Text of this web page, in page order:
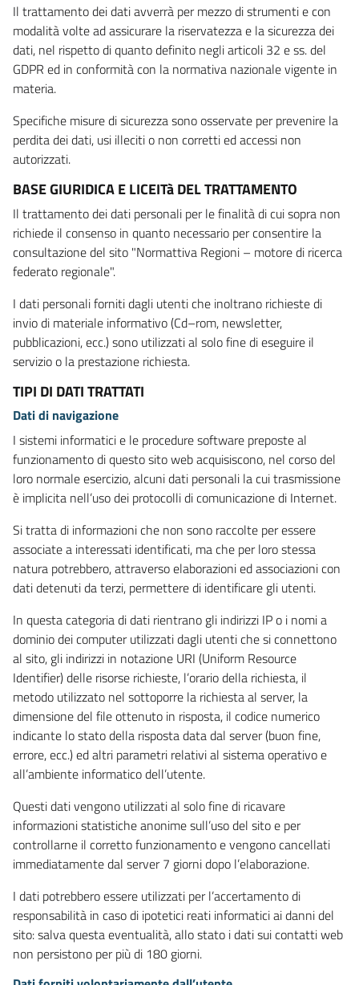
Il trattamento dei dati avverrà per mezzo di strumenti e con
modalità volte ad assicurare la riservatezza e la sicurezza dei
dati, nel rispetto di quanto definito negli articoli 32 e ss. del
GDPR ed in conformità con la normativa nazionale vigente in
materia.
Specifiche misure di sicurezza sono osservate per prevenire la
perdita dei dati, usi illeciti o non corretti ed accessi non
autorizzati.
BASE GIURIDICA E LICEITà DEL TRATTAMENTO
Il trattamento dei dati personali per le finalità di cui sopra non
richiede il consenso in quanto necessario per consentire la
consultazione del sito "Normattiva Regioni – motore di ricerca
federato regionale".
I dati personali forniti dagli utenti che inoltrano richieste di
invio di materiale informativo (Cd–rom, newsletter,
pubblicazioni, ecc.) sono utilizzati al solo fine di eseguire il
servizio o la prestazione richiesta.
TIPI DI DATI TRATTATI
Dati di navigazione
I sistemi informatici e le procedure software preposte al
funzionamento di questo sito web acquisiscono, nel corso del
loro normale esercizio, alcuni dati personali la cui trasmissione
è implicita nell’uso dei protocolli di comunicazione di Internet.
Si tratta di informazioni che non sono raccolte per essere
associate a interessati identificati, ma che per loro stessa
natura potrebbero, attraverso elaborazioni ed associazioni con
dati detenuti da terzi, permettere di identificare gli utenti.
In questa categoria di dati rientrano gli indirizzi IP o i nomi a
dominio dei computer utilizzati dagli utenti che si connettono
al sito, gli indirizzi in notazione URI (Uniform Resource
Identifier) delle risorse richieste, l’orario della richiesta, il
metodo utilizzato nel sottoporre la richiesta al server, la
dimensione del file ottenuto in risposta, il codice numerico
indicante lo stato della risposta data dal server (buon fine,
errore, ecc.) ed altri parametri relativi al sistema operativo e
all’ambiente informatico dell’utente.
Questi dati vengono utilizzati al solo fine di ricavare
informazioni statistiche anonime sull’uso del sito e per
controllarne il corretto funzionamento e vengono cancellati
immediatamente dal server 7 giorni dopo l’elaborazione.
I dati potrebbero essere utilizzati per l’accertamento di
responsabilità in caso di ipotetici reati informatici ai danni del
sito: salva questa eventualità, allo stato i dati sui contatti web
non persistono per più di 180 giorni.